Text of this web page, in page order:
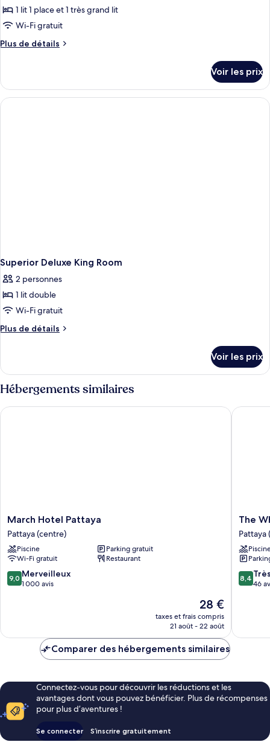
Familiale,
chambres
photos
pour
ce
chambre :
Premier
Triple
1 lit 1 place et 1 très grand lit
Wi-Fi gratuit
Plus de détails
Plus
le
type
de
Voir les prix
Superior Deluxe King Room
2 personnes
1 lit double
Wi-Fi gratuit
Plus de détails
Plus
le
type
de
chambre
Superior
Voir les prix
Hébergements similaires
March
Hotel
Pattaya
Pattaya
(centre)
March Hotel Pattaya
Pattaya (centre)
Piscine
Parking gratuit
Wi-Fi gratuit
Restaurant
9.0
sur
9,0 Merveilleux
1 000 avis
Le
nouveau
prix
de
28 €
taxes et frais compris
21 août - 22 août
March Hotel Pattaya
The
Whisper
Hotel
Pattaya
(centre)
The
Pattaya
8.4
sur
8,4
46
The
Comparer des hébergements similaires
Connectez-vous pour découvrir les réductions et les
avantages dont vous pouvez bénéficier. Plus de récompenses
pour plus d’aventures !
Se connecter S’inscrire gratuitement